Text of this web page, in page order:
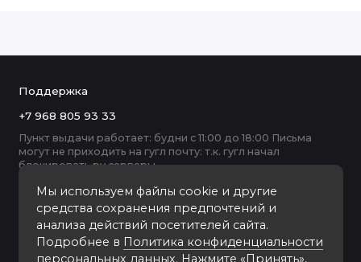
Мы используем файлы cookie и другие
средства сохранения предпочтений и
анализа действий посетителей сайта.
Подробнее в Политика конфиденциальности
персональных данных. Нажмите «Принять»,
Поддержка
+7 968 805 93 33
Пункт выдачи работает: будни с 11:00 до 18:00 Письма
могут не приходить на гугл почту: т.к. гугл начал
блокировать ру серверы